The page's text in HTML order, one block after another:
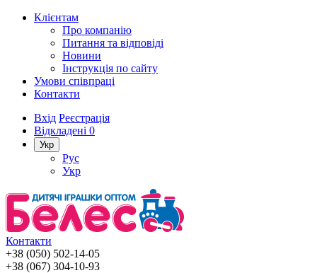
Клієнтам
Про компанію
Питання та відповіді
Новини
Інструкція по сайту
Умови співпраці
Контакти
Вхід Реєстрація
Відкладені 0
Укр
Рус
Укр
Контакти
+38 (050) 502-14-05
+38 (067) 304-10-93